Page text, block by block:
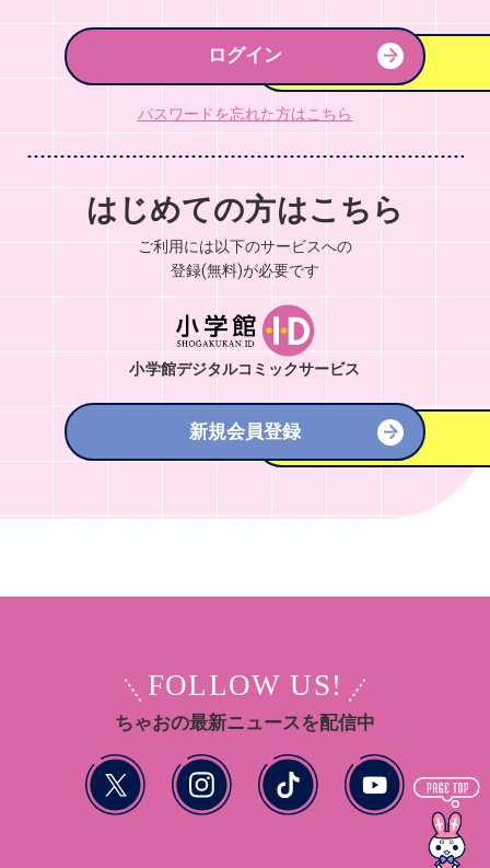
ログイン
パスワードを忘れた方はこちら
はじめての方はこちら
ご利用には以下のサービスへの
登録(無料)が必要です
小学館デジタルコミックサービス
新規会員登録
FOLLOW US!
ちゃおの最新ニュースを配信中